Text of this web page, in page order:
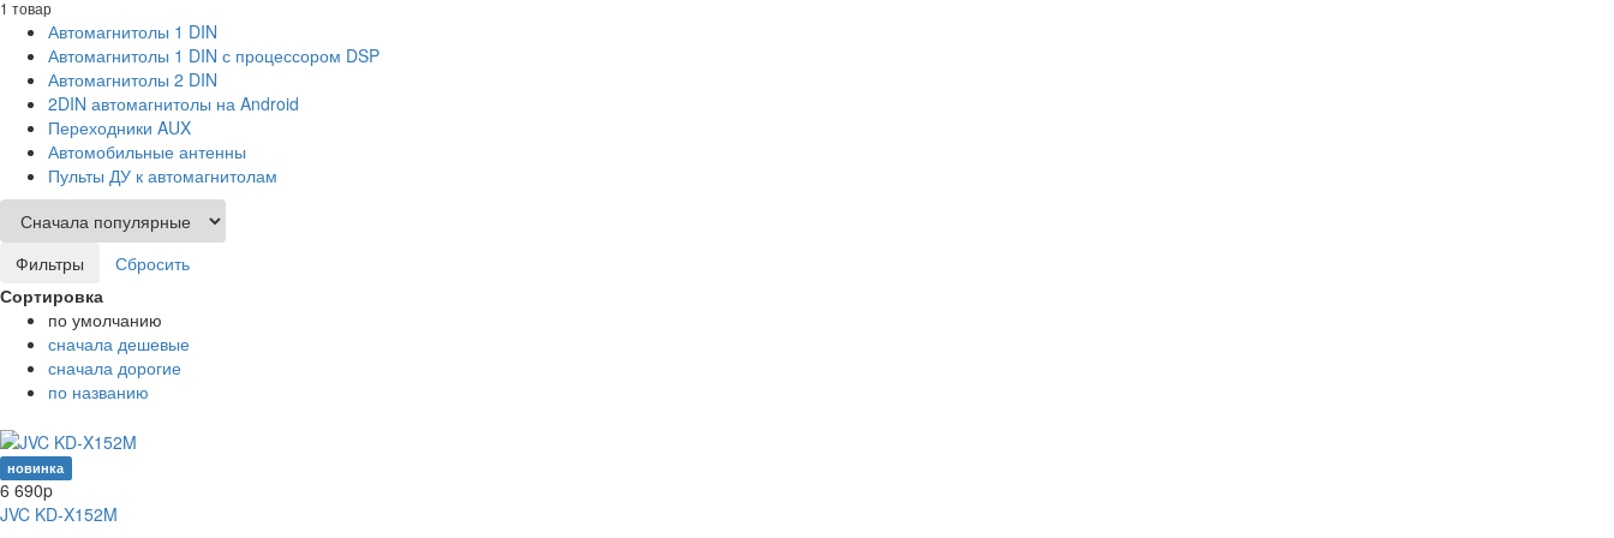
1 товар
Автомагнитолы 1 DIN
Автомагнитолы 1 DIN с процессором DSP
Автомагнитолы 2 DIN
2DIN автомагнитолы на Android
Переходники AUX
Автомобильные антенны
Пульты ДУ к автомагнитолам
Фильтры
Сбросить
Сортировка
по умолчанию
сначала дешевые
сначала дорогие
по названию
новинка
6 690p
JVC KD-X152M